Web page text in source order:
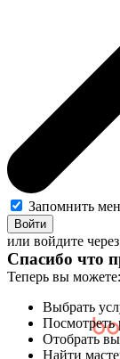
Запомнить
Войти
или войдите через
Спасибо что
Теперь вы можете:
Выбрать
Посмотреть
Отобрать
Найти